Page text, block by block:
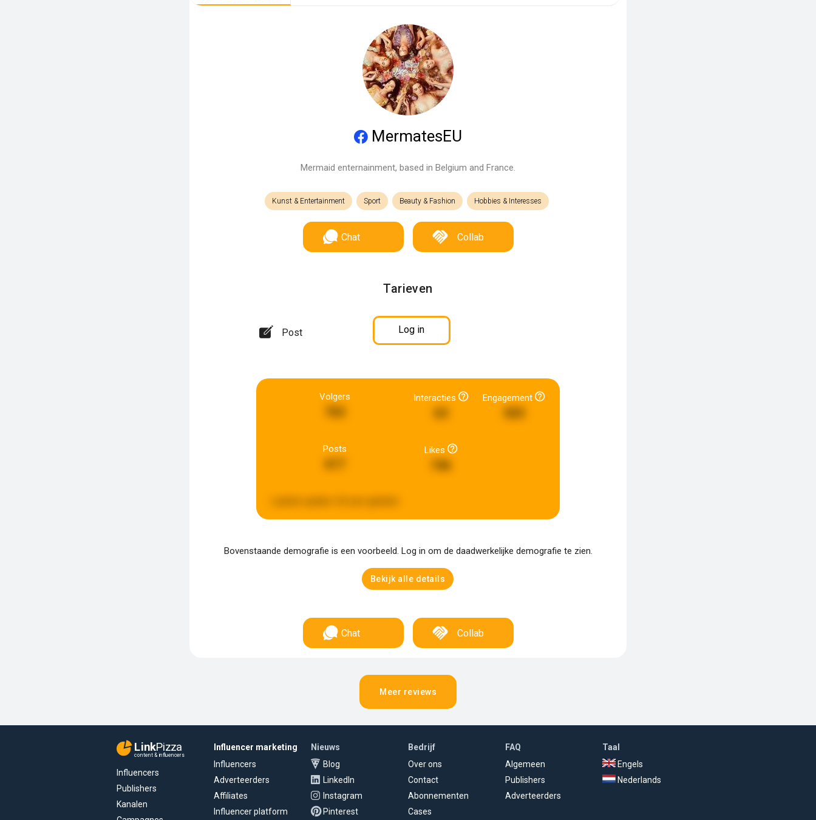
MermatesEU
Mermaid enternainment, based in Belgium and France.
Kunst & Entertainment Sport Beauty & Fashion Hobbies & Interesses
Chat Collab
Tarieven
Post Log in
Volgers Interacties Engagement
Posts Likes
746
Bovenstaande demografie is een voorbeeld. Log in om de daadwerkelijke demografie te zien.
Bekijk alle details
Chat Collab
Meer reviews
LinkPizza
content & influencers
Influencers
Publishers
Kanalen
Influencer marketing
Influencers
Adverteerders
Affiliates
Influencer platform
Nieuws
Blog
LinkedIn
Instagram
Pinterest
Bedrijf
Over ons
Contact
Abonnementen
Cases
FAQ
Algemeen
Publishers
Adverteerders
Taal
Engels
Nederlands